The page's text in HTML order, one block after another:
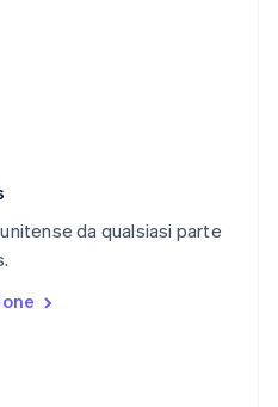
da qualsiasi parte